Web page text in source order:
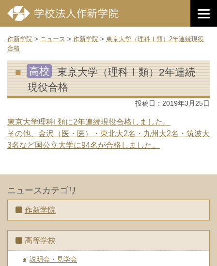
作新学院 > ニュース > 作新学院 > 東京大学（理科Ⅰ類）2年連続現役
合格
高校
東京大学（理科Ⅰ類）2年連続
現役合格
投稿日： 2019年3月25日
東京大学理科I 類に2年連続現役合格しました。
その他、金沢（医・医）・東北大2名・九州大2名・筑波大
3名など国公立大学に94名が合格しました。
ニュースカテゴリ
作新学院
高等学校
説明会・見学会